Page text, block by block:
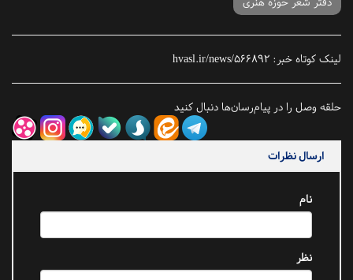
لینک کوتاه خبر: hvasl.ir/news/566892
حلقه وصل را در پیام‌رسان‌ها دنبال کنید
ارسال نظرات
نام
نظر